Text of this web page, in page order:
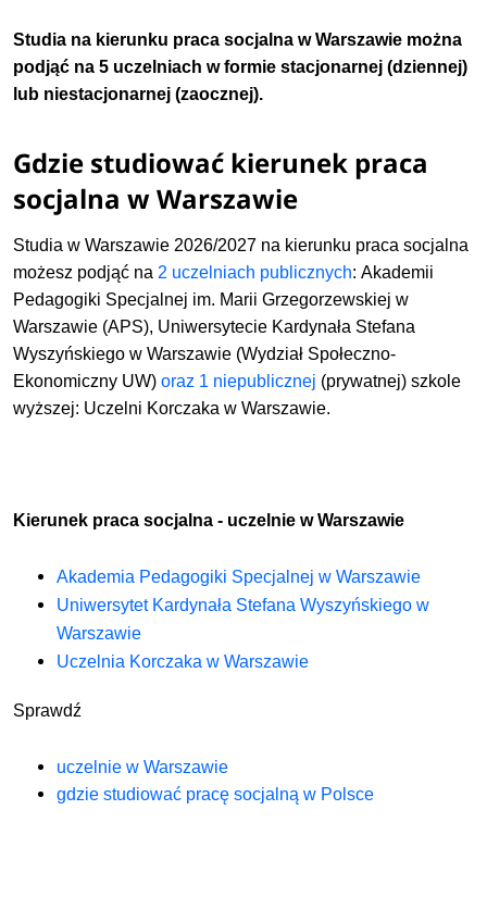
Studia na kierunku praca socjalna w Warszawie można
podjąć na 5 uczelniach w formie stacjonarnej (dziennej)
lub niestacjonarnej (zaocznej).
Gdzie studiować kierunek praca
socjalna w Warszawie
Studia w Warszawie 2026/2027 na kierunku praca socjalna
możesz podjąć na 2 uczelniach publicznych:Akademii
Pedagogiki Specjalnej im. Marii Grzegorzewskiej w
Warszawie (APS), Uniwersytecie Kardynała Stefana
Wyszyńskiego w Warszawie (Wydział Społeczno-
Ekonomiczny UW)oraz 1 niepublicznej (prywatnej) szkole
wyższej: Uczelni Korczaka w Warszawie.
Kierunek praca socjalna - uczelnie w Warszawie
Akademia Pedagogiki Specjalnej w Warszawie
Uniwersytet Kardynała Stefana Wyszyńskiego w
Warszawie
Uczelnia Korczaka w Warszawie
Sprawdź
uczelnie w Warszawie
gdzie studiować pracę socjalną w Polsce